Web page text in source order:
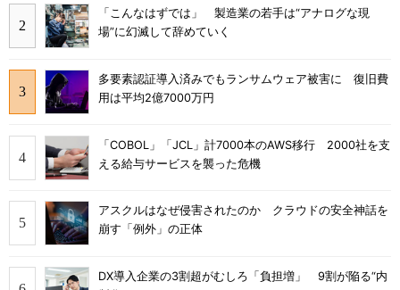
「こんなはずでは」 製造業の若手は“アナログな現
場”に幻滅して辞めていく
多要素認証導入済みでもランサムウェア被害に 復旧費
用は平均2億7000万円
「COBOL」「JCL」計7000本のAWS移行 2000社を支
える給与サービスを襲った危機
アスクルはなぜ侵害されたのか クラウドの安全神話を
崩す「例外」の正体
DX導入企業の3割超がむしろ「負担増」 9割が陥る“内